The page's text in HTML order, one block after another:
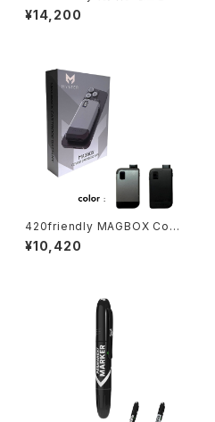
える】吸入器型ステルスVAPE 5
10バッテリー クラウドフィルター
¥14,200
420friendly MAGBOX Cov
ert Cartridge Vape（マグボッ
クス） MagSafe対応 510規格
¥10,420